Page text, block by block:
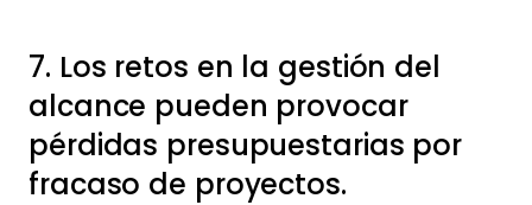
7. Los retos en la gestión del
alcance pueden provocar
pérdidas presupuestarias por
fracaso de proyectos.